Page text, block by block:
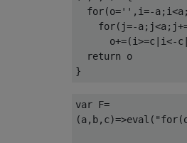
for(o='' , i=-a; i<a;
for( j=-a; j<a; j
      o
+=(i>=c i<-c
return
}
var F=
(a, b, c)=>eval (